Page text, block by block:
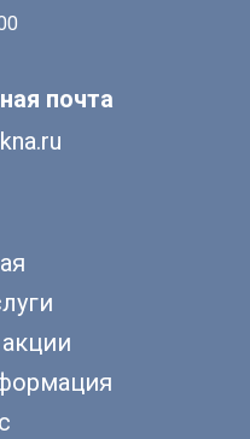
почта